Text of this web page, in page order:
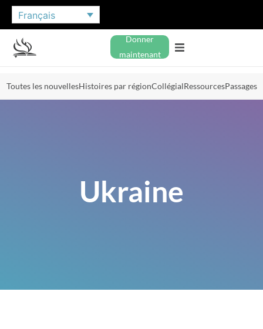
Français
Donner
maintenant
Toutes les nouvellesHistoires par régionCollégialRessourcesPassages
Ukraine